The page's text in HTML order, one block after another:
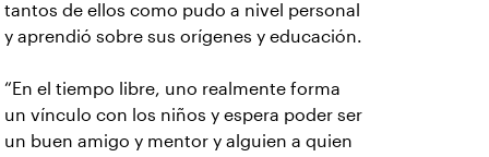
tantos de ellos como pudo a nivel personal
y aprendió sobre sus orígenes y educación.
“En el tiempo libre, uno realmente forma
un vínculo con los niños y espera poder ser
un buen amigo y mentor y alguien a quien